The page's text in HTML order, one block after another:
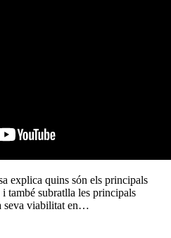
explica quins són els principals
també subratlla les principals
seva viabilitat en…